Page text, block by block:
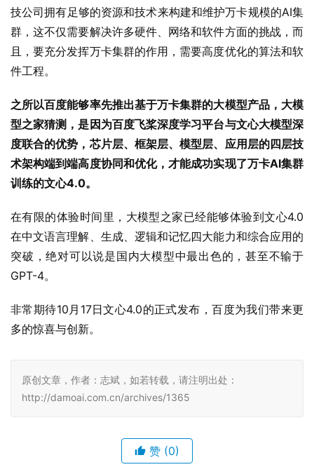
技公司拥有足够的资源和技术来构建和维护万卡规模的AI集
群，这不仅需要解决许多硬件、网络和软件方面的挑战，而
且，要充分发挥万卡集群的作用，需要高度优化的算法和软
件工程。
之所以百度能够率先推出基于万卡集群的大模型产品，大模
型之家猜测，是因为百度飞桨深度学习平台与文心大模型深
度联合的优势，芯片层、框架层、模型层、应用层的四层技
术架构端到端高度协同和优化，才能成功实现了万卡AI集群
训练的文心4.0。
在有限的体验时间里，大模型之家已经能够体验到文心4.0
在中文语言理解、生成、逻辑和记忆四大能力和综合应用的
突破，绝对可以说是国内大模型中最出色的，甚至不输于
GPT-4。
非常期待10月17日文心4.0的正式发布，百度为我们带来更
多的惊喜与创新。
原创文章，作者：志斌，如若转载，请注明出处：
http://damoai.com.cn/archives/1365
赞 (0)